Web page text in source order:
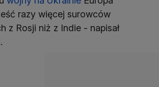
razy więcej surowców
z Rosji niż z Indie - napisał